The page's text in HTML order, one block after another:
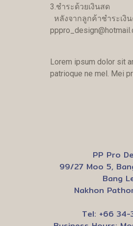
3.ชำระด้วยเงินสด
หลังจากลูกค้าชำระเงิ
Lorem ipsum dolor sit
patrioque ne mel. Mei
PP Pro
99/27 Moo 5,
Bang
Nakhon
Tel: +66